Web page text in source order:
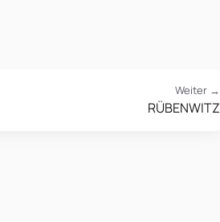
Weiter →
RÜBENWITZ